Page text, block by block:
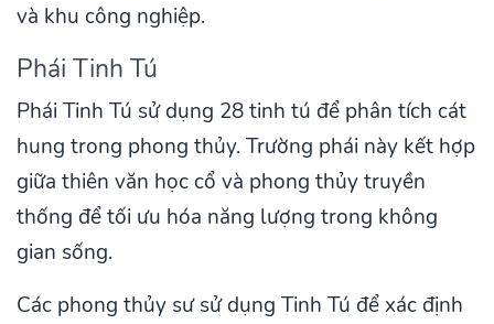
và khu công nghiệp.
Phái Tinh Tú
Phái Tinh Tú sử dụng 28 tinh tú để phân tích cát
hung trong phong thủy. Trường phái này kết hợp
giữa thiên văn học cổ và phong thủy truyền
thống để tối ưu hóa năng lượng trong không
gian sống.
Các phong thủy sư sử dụng Tinh Tú để xác định